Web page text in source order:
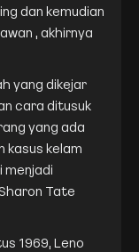
dan kemudian
, akhirnya
yang dikejar
cara ditusuk
yang ada
kasus kelam
menjadi
Tate
1969, Leno